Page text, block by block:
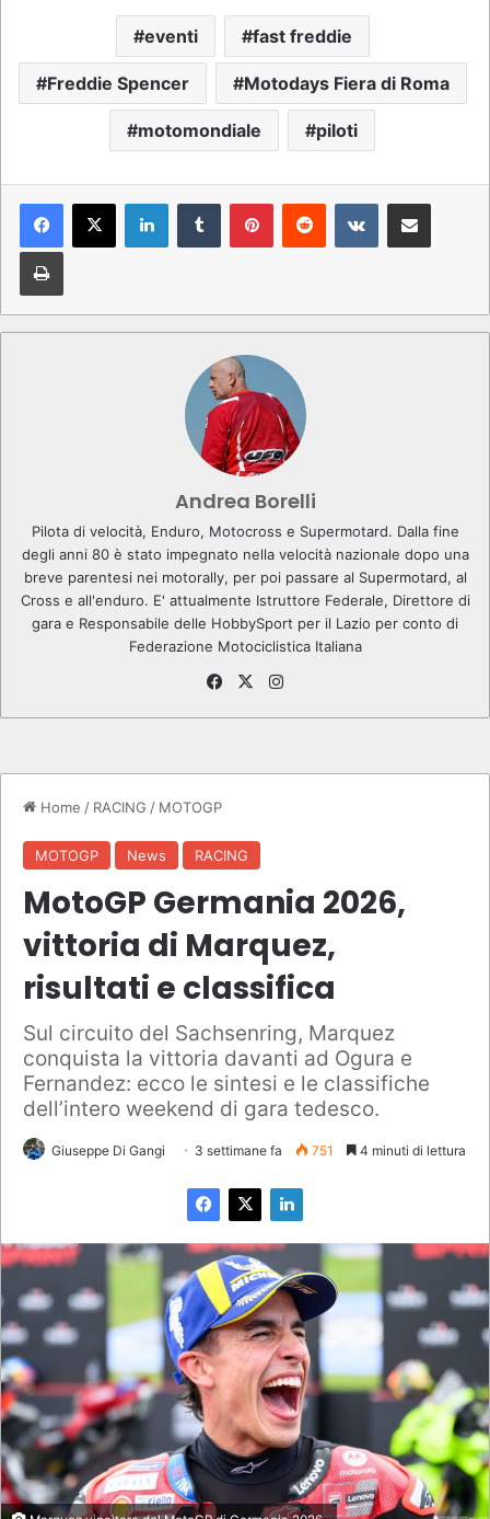
eventi fast freddie
Freddie Spencer Motodays Fiera di Roma
motomondiale piloti
Andrea Borelli
Pilota di velocità, Enduro, Motocross e Supermotard. Dalla fine
degli anni 80 è stato impegnato nella velocità nazionale dopo una
breve parentesi nei motorally, per poi passare al Supermotard, al
Cross e all'enduro. E' attualmente Istruttore Federale, Direttore di
gara e Responsabile delle HobbySport per il Lazio per conto di
Federazione Motociclistica Italiana
Fa
X